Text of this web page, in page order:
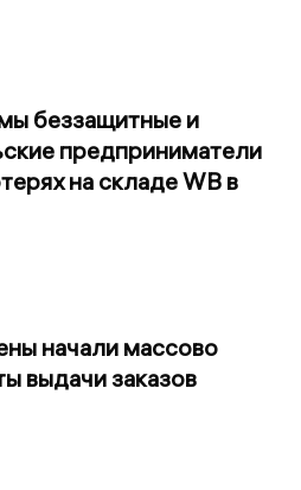
беззащитные и
предприниматели
на складе WB в
начали массово
выдачи заказов